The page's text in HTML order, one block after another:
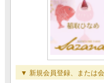
▼ 新規会員登録、または